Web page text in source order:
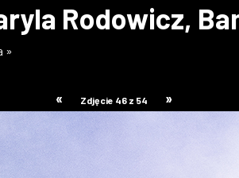
Rodowicz,
»
« Zdjęcie 46 z 54 »